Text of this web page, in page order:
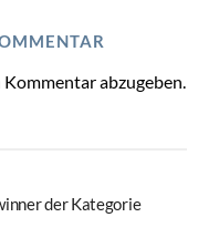
abzugeben.
der Kategorie